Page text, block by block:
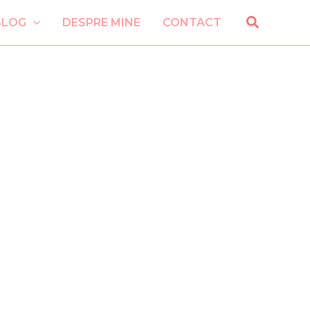
DESPRE MINE CONTACT Search